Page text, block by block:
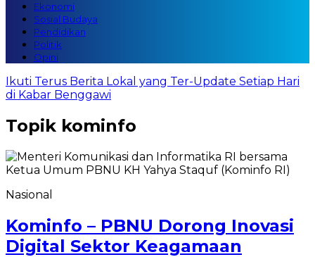
Ekonomi
Sosial Budaya
Pendidikan
Politik
Opini
Ikuti Terus Berita Lokal yang Ter-Update Setiap Hari
di Kabar Benggawi
Topik kominfo
Nasional
Kominfo – PBNU Dorong Inovasi
Digital Sektor Keagamaan